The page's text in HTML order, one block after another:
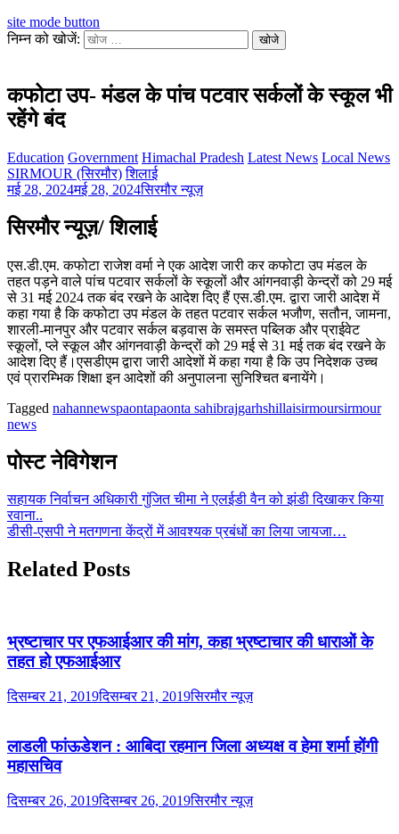
site mode button
निम्न को खोजें:
कफोटा उप- मंडल के पांच पटवार सर्कलों के स्कूल भी
रहेंगे बंद
Education Government Himachal Pradesh Latest News Local News
SIRMOUR (सिरमौर) शिलाई
मई 28, 2024मई 28, 2024सिरमौर न्यूज़
सिरमौर न्यूज़/ शिलाई
एस.डी.एम. कफोटा राजेश वर्मा ने एक आदेश जारी कर कफोटा उप मंडल के
तहत पड़ने वाले पांच पटवार सर्कलों के स्कूलों और आंगनवाड़ी केन्द्रों को 29 मई
से 31 मई 2024 तक बंद रखने के आदेश दिए हैं एस.डी.एम. द्वारा जारी आदेश में
कहा गया है कि कफोटा उप मंडल के तहत पटवार सर्कल भजौण, सतौन, जामना,
शारली-मानपुर और पटवार सर्कल बड़वास के समस्त पब्लिक और प्राईवेट
स्कूलों, प्ले स्कूल और आंगनवाड़ी केन्द्रों को 29 मई से 31 मई तक बंद रखने के
आदेश दिए हैं।एसडीएम द्वारा जारी आदेशों में कहा गया है कि उप निदेशक उच्च
एवं प्रारम्भिक शिक्षा इन आदेशों की अनुपालना सुनिश्चित बनायेंगे।
Tagged nahannewspaontapaonta sahibrajgarhshillaisirmoursirmour
news
पोस्ट नेविगेशन
सहायक निर्वाचन अधिकारी गुंजित चीमा ने एलईडी वैन को झंडी दिखाकर किया
रवाना..
डीसी-एसपी ने मतगणना केंद्रों में आवश्यक प्रबंधों का लिया जायजा…
Related Posts
भ्रष्टाचार पर एफआईआर की मांग, कहा भ्रष्टाचार की धाराओं के
तहत हो एफआईआर
दिसम्बर 21, 2019दिसम्बर 21, 2019सिरमौर न्यूज़
लाडली फांऊडेशन : आबिदा रहमान जिला अध्यक्ष व हेमा शर्मा होंगी
महासचिव
दिसम्बर 26, 2019दिसम्बर 26, 2019सिरमौर न्यूज़